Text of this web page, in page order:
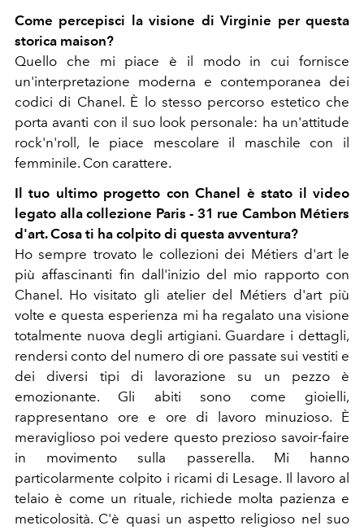
Come percepisci la visione di Virginie per questa
storica maison?
Quello che mi piace è il modo in cui fornisce
un'interpretazione moderna e contemporanea dei
codici di Chanel. È lo stesso percorso estetico che
porta avanti con il suo look personale: ha un'attitude
rock'n'roll, le piace mescolare il maschile con il
femminile. Con carattere.
Il tuo ultimo progetto con Chanel è stato il video
legato alla collezione Paris - 31 rue Cambon Métiers
d'art. Cosa ti ha colpito di questa avventura?
Ho sempre trovato le collezioni dei Métiers d'art le
più affascinanti fin dall'inizio del mio rapporto con
Chanel. Ho visitato gli atelier del Métiers d'art più
volte e questa esperienza mi ha regalato una visione
totalmente nuova degli artigiani. Guardare i dettagli,
rendersi conto del numero di ore passate sui vestiti e
dei diversi tipi di lavorazione su un pezzo è
emozionante. Gli abiti sono come gioielli,
rappresentano ore e ore di lavoro minuzioso. È
meraviglioso poi vedere questo prezioso savoir-faire
in movimento sulla passerella. Mi hanno
particolarmente colpito i ricami di Lesage. Il lavoro al
telaio è come un rituale, richiede molta pazienza e
meticolosità. C'è quasi un aspetto religioso nel suo